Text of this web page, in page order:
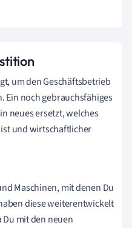
um den Geschäftsbetrieb
Ein noch gebrauchsfähiges
neues ersetzt, welches
und wirtschaftlicher
Maschinen, mit denen Du
diese weiterentwickelt
mit den neuen